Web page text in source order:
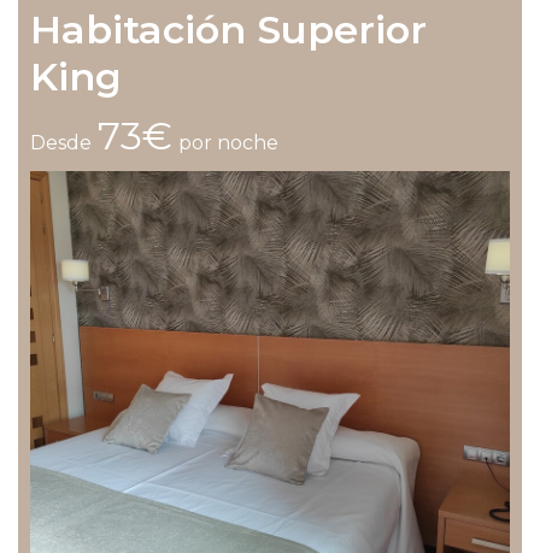
Habitación Superior
King
Desde 73€ por noche